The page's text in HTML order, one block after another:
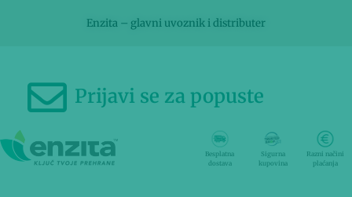
Enzita – glavni uvoznik i distributer
Prijavi se za popuste
Besplatna
dostava
Sigurna
kupovina
Razni načini
plaćanja